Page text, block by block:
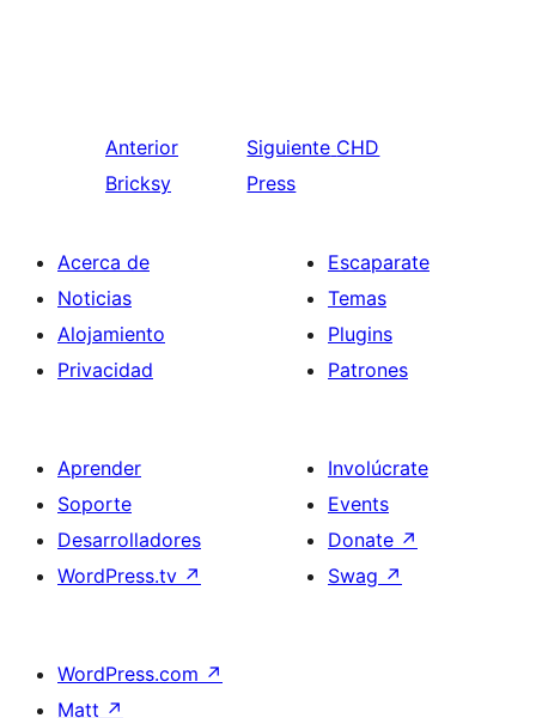
Anterior
Bricksy
Siguiente CHD
Press
Acerca de
Noticias
Alojamiento
Privacidad
Escaparate
Temas
Plugins
Patrones
Aprender
Soporte
Desarrolladores
WordPress.tv ↗
Involúcrate
Events
Donate ↗
Swag ↗
WordPress.com ↗
Matt ↗